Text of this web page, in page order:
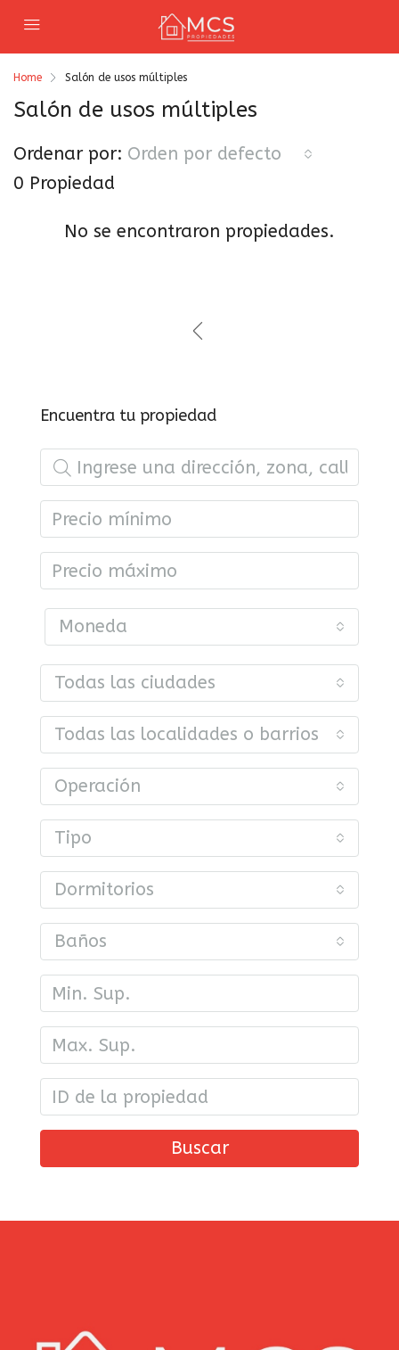
Home Salón de usos múltiples
Salón de usos múltiples
0 Propiedad
Ordenar por: Orden por defecto
No se encontraron propiedades.
Encuentra tu propiedad
Moneda
Todas las ciudades
Todas las localidades o barrios
Operación
Tipo
Dormitorios
Baños
Buscar